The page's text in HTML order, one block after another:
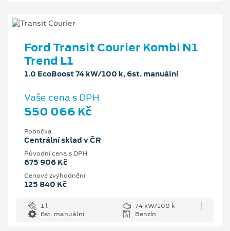
Ford Transit Courier Kombi N1
Trend L1
1.0 EcoBoost 74 kW/100 k, 6st. manuální
Vaše cena s DPH
550 066 Kč
Pobočka
Centrální sklad v ČR
Původní cena s DPH
675 906 Kč
Cenové zvýhodnění
125 840 Kč
1 l
74 kW/100 k
6st. manuální
Benzín